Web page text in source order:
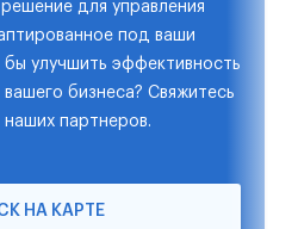
решение для управления
под ваши
улучшить эффективность
бизнеса? Свяжитесь
партнеров.
НА КАРТЕ